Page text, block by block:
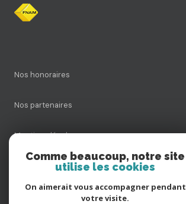
Nos honoraires
Nos partenaires
Mentions légales
Comme beaucoup, notre site
utilise les cookies
On aimerait vous accompagner pendant
votre visite.